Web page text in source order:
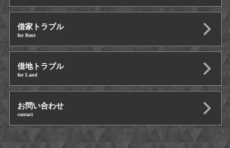
借家トラブル
for Rent
借地トラブル
for Land
お問い合わせ
contact